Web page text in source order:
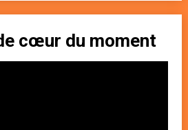
cœur du moment